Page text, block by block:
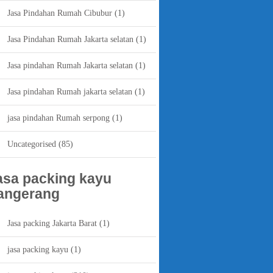
Jasa Pindahan Rumah Cibubur (1)
Jasa Pindahan Rumah Jakarta selatan (1)
Jasa pindahan Rumah Jakarta selatan (1)
Jasa pindahan Rumah jakarta selatan (1)
jasa pindahan Rumah serpong (1)
Uncategorised (85)
packing kayu
Jasa packing Jakarta Barat (1)
jasa packing kayu (1)